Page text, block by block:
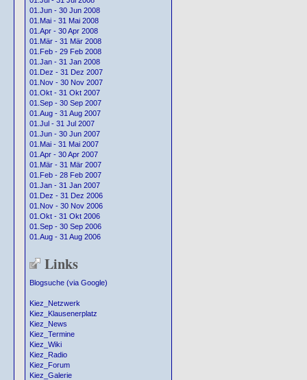
01.Jun - 30 Jun 2008
01.Mai - 31 Mai 2008
01.Apr - 30 Apr 2008
01.Mär - 31 Mär 2008
01.Feb - 29 Feb 2008
01.Jan - 31 Jan 2008
01.Dez - 31 Dez 2007
01.Nov - 30 Nov 2007
01.Okt - 31 Okt 2007
01.Sep - 30 Sep 2007
01.Aug - 31 Aug 2007
01.Jul - 31 Jul 2007
01.Jun - 30 Jun 2007
01.Mai - 31 Mai 2007
01.Apr - 30 Apr 2007
01.Mär - 31 Mär 2007
01.Feb - 28 Feb 2007
01.Jan - 31 Jan 2007
01.Dez - 31 Dez 2006
01.Nov - 30 Nov 2006
01.Okt - 31 Okt 2006
01.Sep - 30 Sep 2006
01.Aug - 31 Aug 2006
Links
Blogsuche (via Google)
Kiez_Netzwerk
Kiez_Klausenerplatz
Kiez_News
Kiez_Termine
Kiez_Wiki
Kiez_Radio
Kiez_Forum
Kiez_Galerie